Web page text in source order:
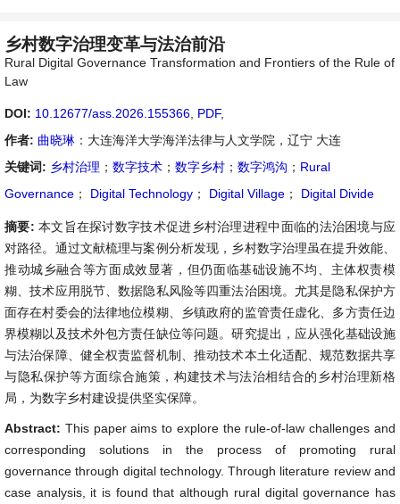
乡村数字治理变革与法治前沿
Rural Digital Governance Transformation and Frontiers of the Rule of
Law
DOI: 10.12677/ass.2026.155366 PDF,
作者: 曲晓琳 ：大连海洋大学海洋法律与人文学院，辽宁 大连
关键词: 乡村治理 ； 数字技术 ； 数字乡村 ； 数字鸿沟 ； Rural
Governance ； Digital Technology ； Digital Village ； Digital Divide
摘要: 本文旨在探讨数字技术促进乡村治理进程中面临的法治困境与应
对路径。通过文献梳理与案例分析发现，乡村数字治理虽在提升效能、
推动城乡融合等方面成效显著，但仍面临基础设施不均、主体权责模
糊、技术应用脱节、数据隐私风险等四重法治困境。尤其是隐私保护方
面存在村委会的法律地位模糊、乡镇政府的监管责任虚化、多方责任边
界模糊以及技术外包方责任缺位等问题。研究提出，应从强化基础设施
与法治保障、健全权责监督机制、推动技术本土化适配、规范数据共享
与隐私保护等方面综合施策，构建技术与法治相结合的乡村治理新格
局，为数字乡村建设提供坚实保障。
Abstract: This paper aims to explore the rule-of-law challenges and
corresponding solutions in the process of promoting rural
governance through digital technology. Through literature review and
case analysis, it is found that although rural digital governance has